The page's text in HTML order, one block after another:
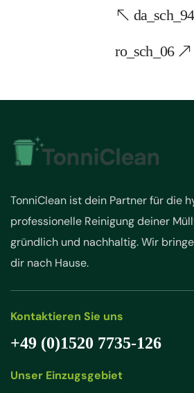
da_sch_94
ro_sch_06
TonniClean ist dein Partner für die
professionelle Reinigung deiner
gründlich und nachhaltig. Wir
dir nach Hause.
Kontaktieren Sie uns
+49 (0)1520 7735-126
Unser Einzugsgebiet